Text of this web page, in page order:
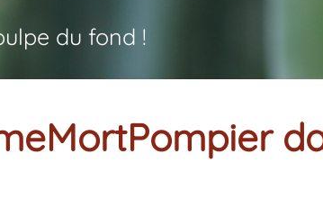
du fond !